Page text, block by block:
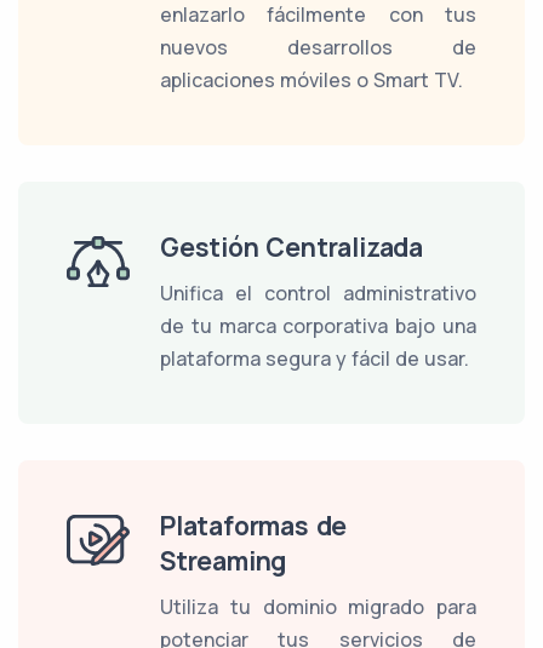
enlazarlo fácilmente con tus
nuevos desarrollos de
aplicaciones móviles o Smart TV.
Gestión Centralizada
Unifica el control administrativo
de tu marca corporativa bajo una
plataforma segura y fácil de usar.
Plataformas de
Streaming
Utiliza tu dominio migrado para
potenciar tus servicios de